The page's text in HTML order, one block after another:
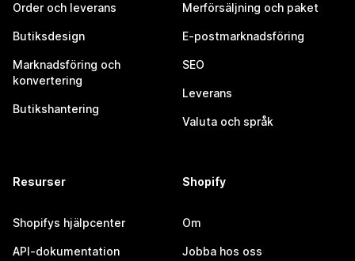
Order och leverans
Butiksdesign
Marknadsföring och
konvertering
Butikshantering
Merförsäljning och paket
E-postmarknadsföring
SEO
Leverans
Valuta och språk
Resurser
Shopifys hjälpcenter
API-dokumentation
Shopify
Om
Jobba hos oss